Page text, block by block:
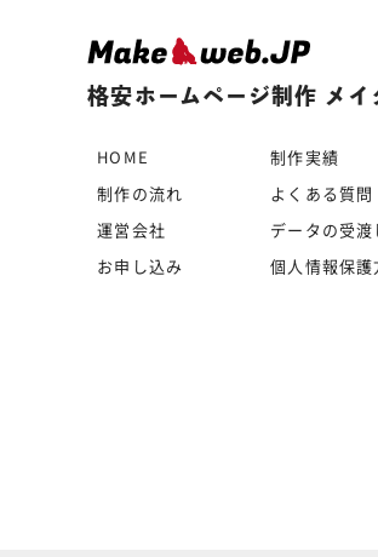
格安ホームページ制作 メ
HOME 制作実績
制作の流れ
よくある質問
運営会社
データの受渡
お申し込み
個人情報保護